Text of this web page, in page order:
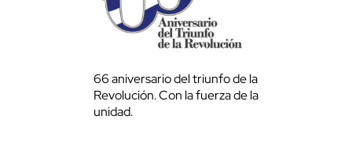
66 aniversario del triunfo de la
Revolución. Con la fuerza de la
unidad.